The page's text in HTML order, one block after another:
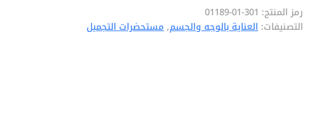
رمز المنتج: 301-01-01189
التصنيفات: العناية بالوجه والجسم,مستحضرات التجميل